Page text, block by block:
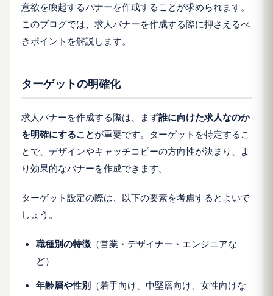
意欲を喚起するバナーを作成することが求められます。
このブログでは、求人バナーを作成する際に押さえるべ
きポイントを解説します。
ターゲットの明確化
求人バナーを作成する際は、まず誰に向けた求人なのか
を明確にすることが重要です。ターゲットを特定するこ
とで、デザインやキャッチコピーの方向性が決まり、よ
り効果的なバナーを作成できます。
ターゲット設定の際は、以下の要素を考慮するとよいで
しょう。
職種別の特徴 （営業・デザイナー・エンジニアな
ど）
年齢層や性別 （若手向け、中堅層向け、女性向けな